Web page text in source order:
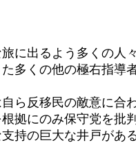
出るよう多くの人
くの他の極右指導
反移民の敵意に合
にのみ保守党を批
の巨大な井戸があ